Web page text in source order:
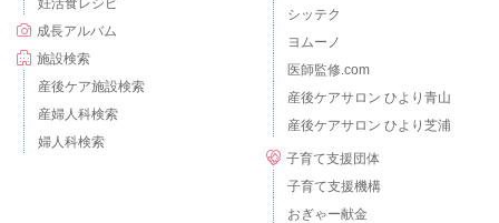
成長アルバム
施設検索
産後ケア施設検索
産婦人科検索
婦人科検索
シッテク
ヨムーノ
医師監修.com
産後ケアサロン ひより青山
産後ケアサロン ひより芝浦
子育て支援団体
子育て支援機構
おぎゃー献金